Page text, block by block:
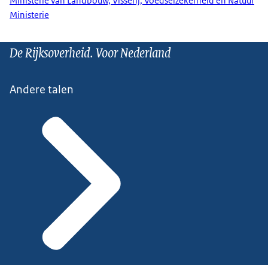
Ministerie
De Rijksoverheid. Voor Nederland
Andere talen